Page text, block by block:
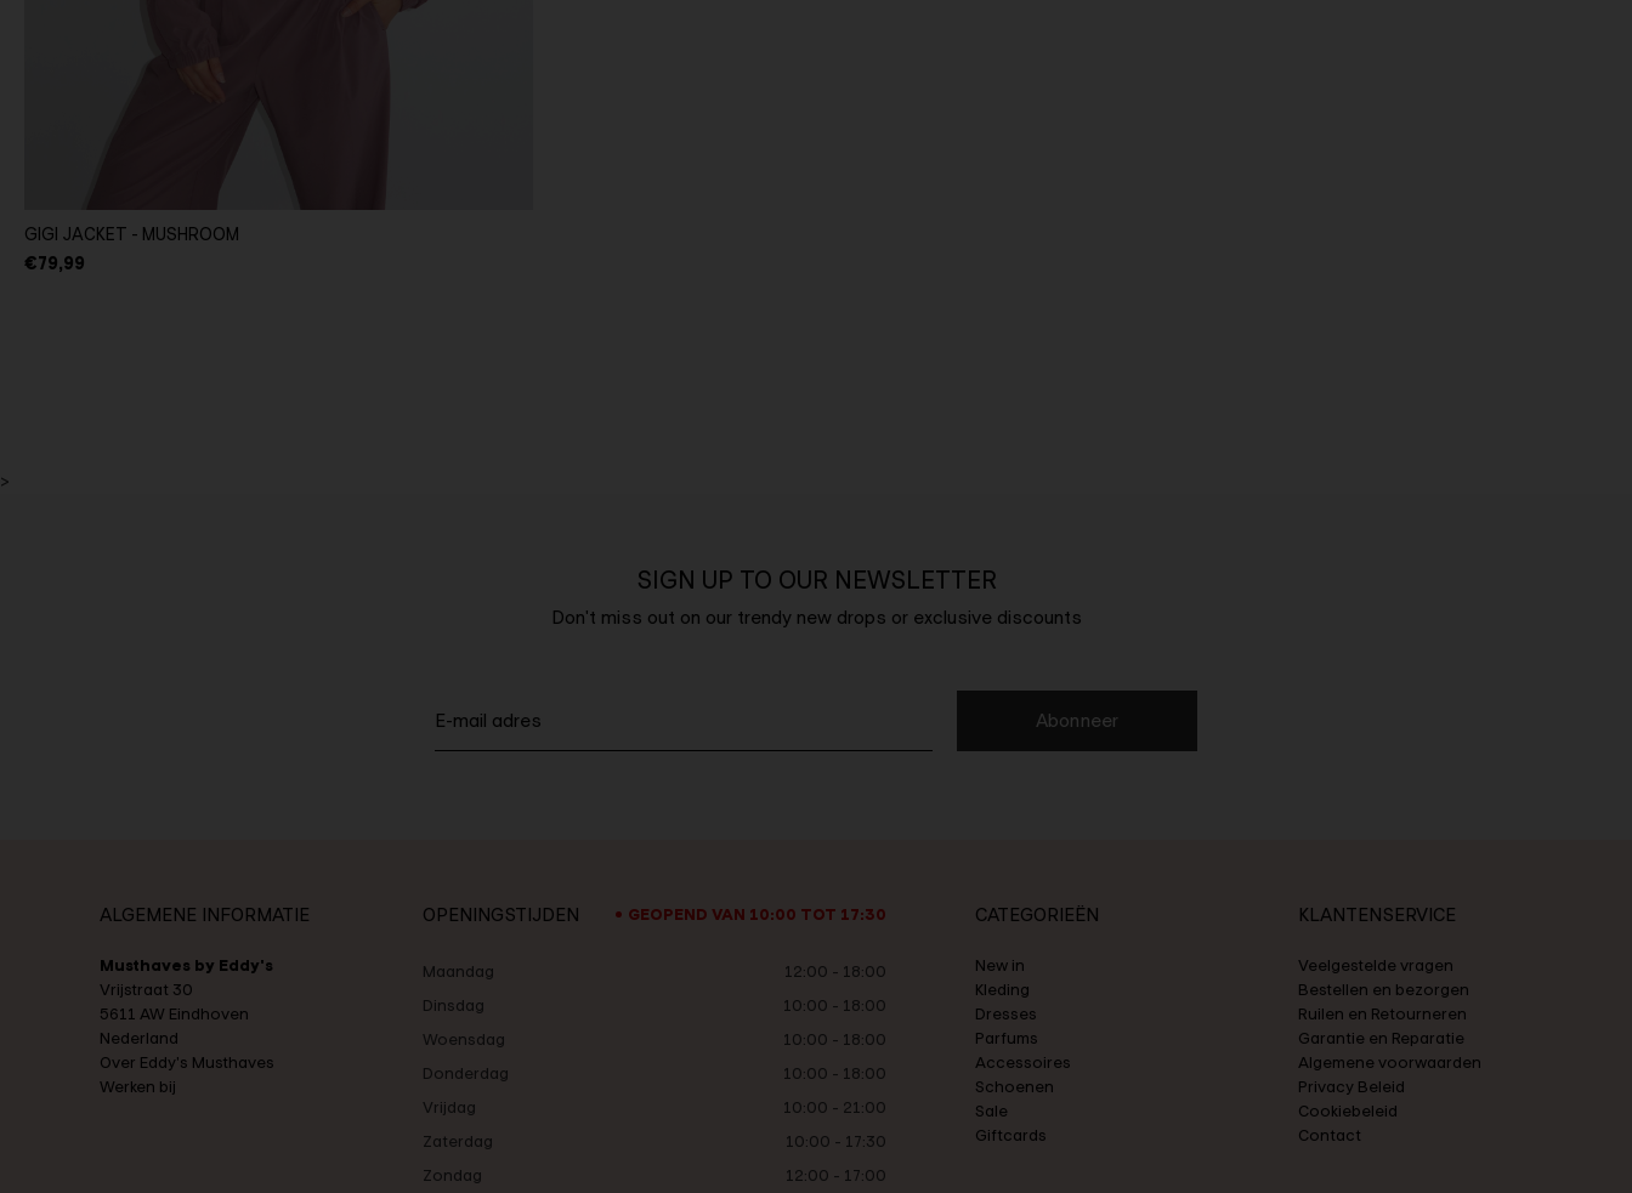
GIGI JACKET - MUSHROOM
€79,99
>
SIGN UP TO OUR NEWSLETTER
Don't miss out on our trendy new drops or exclusive discounts
Abonneer
ALGEMENE INFORMATIE
Musthaves by Eddy's
Vrijstraat 30
5611 AW Eindhoven
Nederland
Over Eddy's Musthaves
Werken bij
OPENINGSTIJDEN GEOPEND VAN 10:00 TOT 17:30
Maandag
12:00 - 18:00
Dinsdag
10:00 - 18:00
Woensdag
10:00 - 18:00
Donderdag
10:00 - 18:00
Vrijdag
10:00 - 21:00
Zaterdag
10:00 - 17:30
Zondag
12:00 - 17:00
CATEGORIEËN
New in
Kleding
Dresses
Parfums
Accessoires
Schoenen
Sale
Giftcards
KLANTENSERVICE
Veelgestelde vragen
Bestellen en bezorgen
Ruilen en Retourneren
Garantie en Reparatie
Algemene voorwaarden
Privacy Beleid
Cookiebeleid
Contact